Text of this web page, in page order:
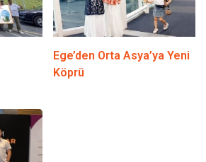
Ege’den Orta Asya’ya Yeni
Köprü